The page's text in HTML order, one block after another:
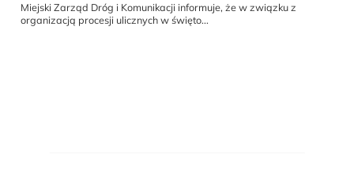
Miejski Zarząd Dróg i Komunikacji informuje, że w związku z
organizacją procesji ulicznych w święto...